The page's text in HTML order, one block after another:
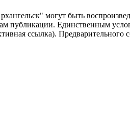
могут быть
Единственным
ссылка).